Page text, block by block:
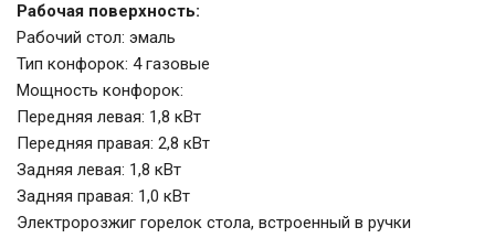
Рабочая поверхность:
Рабочий стол: эмаль
Тип конфорок: 4 газовые
Мощность конфорок:
Передняя левая: 1,8 кВт
Передняя правая: 2,8 кВт
Задняя левая: 1,8 кВт
Задняя правая: 1,0 кВт
Электророзжиг горелок стола, встроенный в ручки